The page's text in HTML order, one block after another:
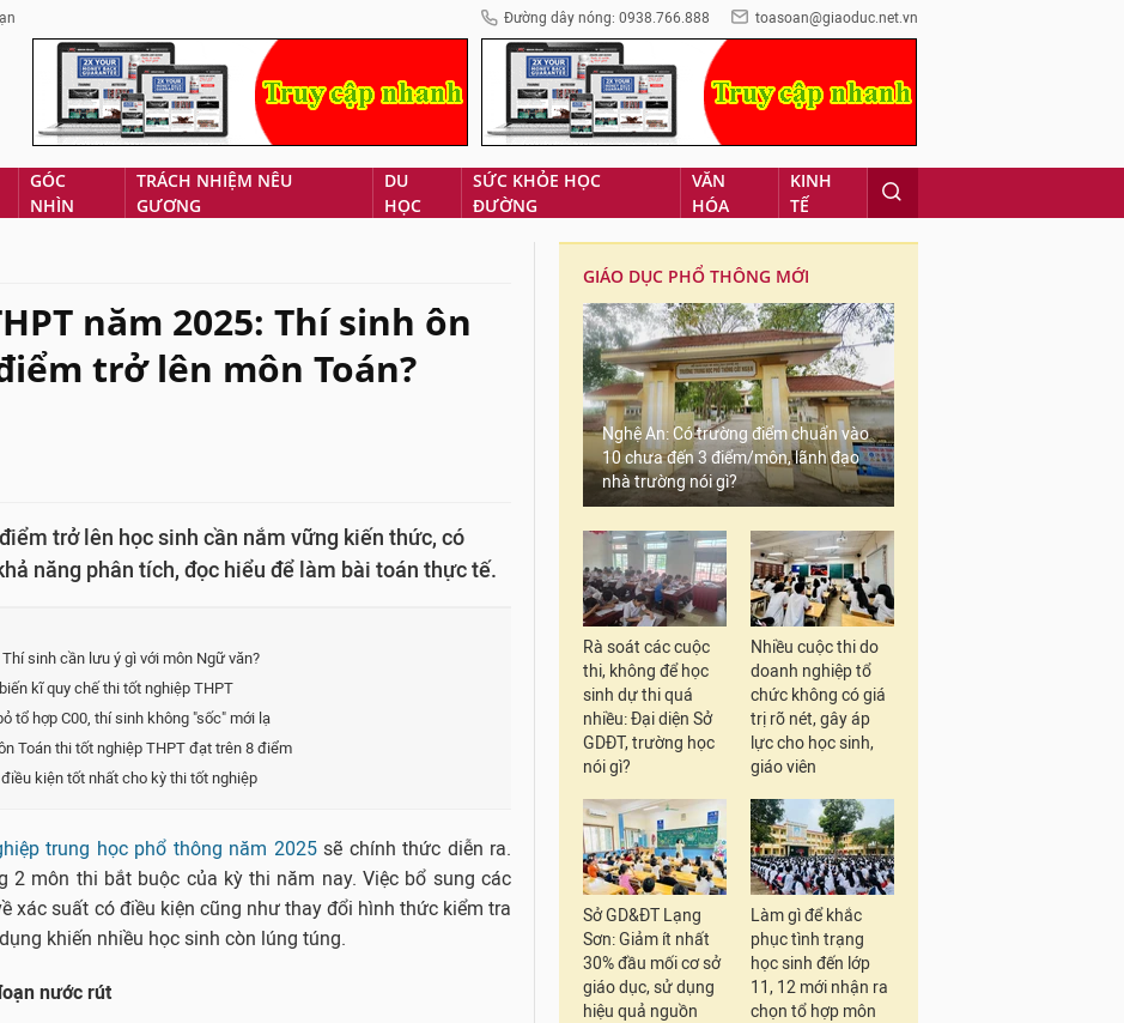
Đường dây nóng: 0938.766.888 toasoan@giaoduc.net.vn
GÓC
NHÌN
TRÁCH NHIỆM NÊU
GƯƠNG
DU
HỌC
SỨC KHỎE HỌC
ĐƯỜNG
VĂN
HÓA
KINH
TẾ
năm 2025: Thí sinh ôn
trở lên môn Toán?
trở lên học sinh cần nắm vững kiến thức, có
năng phân tích, đọc hiểu để làm bài toán thực tế.
sinh cần lưu ý gì với môn Ngữ văn?
kĩ quy chế thi tốt nghiệp THPT
tổ hợp C00, thí sinh không "sốc" mới lạ
Toán thi tốt nghiệp THPT đạt trên 8 điểm
kiện tốt nhất cho kỳ thi tốt nghiệp
trung học phổ thông năm 2025sẽ chính thức diễn ra.
2 môn thi bắt buộc của kỳ thi năm nay. Việc bổ sung các
xác suất có điều kiện cũng như thay đổi hình thức kiểm tra
khiến nhiều học sinh còn lúng túng.
nước rút
GIÁO DỤC PHỔ THÔNG MỚI
Nghệ An: Có trường điểm chuẩn vào
10 chưa đến 3 điểm/môn, lãnh đạo
nhà trường nói gì?
Rà soát các cuộc
thi, không để học
sinh dự thi quá
nhiều: Đại diện Sở
GDĐT, trường học
nói gì?
Nhiều cuộc thi do
doanh nghiệp tổ
chức không có giá
trị rõ nét, gây áp
lực cho học sinh,
giáo viên
Sở GD&ĐT Lạng
Sơn: Giảm ít nhất
30% đầu mối cơ sở
giáo dục, sử dụng
hiệu quả nguồn
Làm gì để khắc
phục tình trạng
học sinh đến lớp
11, 12 mới nhận ra
chọn tổ hợp môn